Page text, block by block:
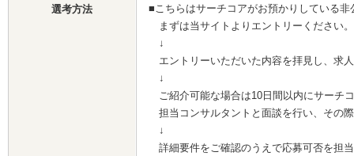
選考方法
■こちらはサーチコアがお預かりしている
まずは当サイトよりエントリーください。
↓
エントリーいただいた内容を拝見し、求
↓
ご紹介可能な場合は10日間以内にサーチ
担当コンサルタントと面談を行い、その
↓
詳細要件をご確認のうえで応募可否を担